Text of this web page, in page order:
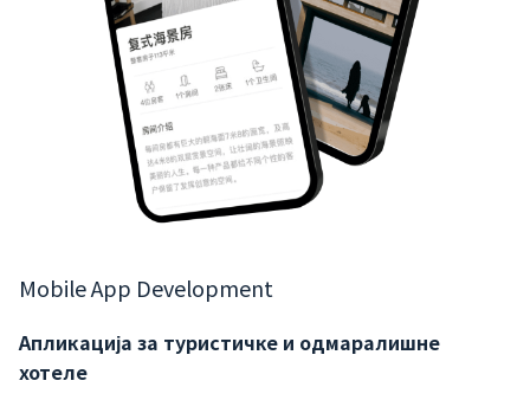
Mobile App Development
Апликација за туристичке и одмаралишне
хотеле